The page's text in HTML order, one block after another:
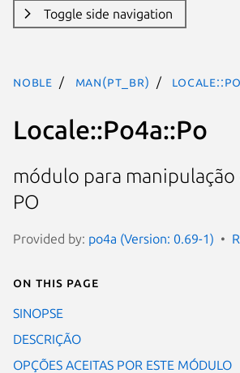
Toggle side navigation
noble man(pt_BR)
Locale::Po4a::Po
módulo para
PO
Provided by: po4a (Version: 0.69-1)
On this page
SINOPSE
DESCRIÇÃO
OPÇÕES ACEITAS POR ESTE MÓDULO